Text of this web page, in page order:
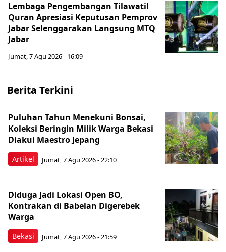
Lembaga Pengembangan Tilawatil
Quran Apresiasi Keputusan Pemprov
Jabar Selenggarakan Langsung MTQ
Jabar
Jumat, 7 Agu 2026 - 16:09
Berita Terkini
Artikel
Puluhan Tahun Menekuni Bonsai,
Koleksi Beringin Milik Warga Bekasi
Diakui Maestro Jepang
Jumat, 7 Agu 2026 - 22:10
Bekasi
Diduga Jadi Lokasi Open BO,
Kontrakan di Babelan Digerebek
Warga
Jumat, 7 Agu 2026 - 21:59